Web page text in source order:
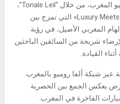
وأشار البلاغ إلى أن ألفا روميو المغرب، من خلال “Tonale Leil”،
تؤكد على فلسفتها «Luxury Meets Design» التي تمزج بين
المغربي الأصيل، في رؤية
شريحة من السائقين الباحثين
القيادة.
عبر شبكة ألفا روميو بالمغرب
في عرض يعكس الجمع بين الحصرية
الفاخرة في المغرب.